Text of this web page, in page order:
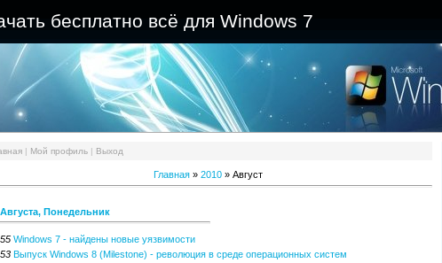
бесплатно всё для Windows 7
| Мой профиль| Выход
Главная» 2010 » Август
Понедельник
Windows 7 - найдены новые уязвимости
Выпуск Windows 8 (Milestone) - революция в среде операционных систем